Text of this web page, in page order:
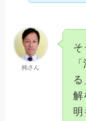
純さん
そ
解
明